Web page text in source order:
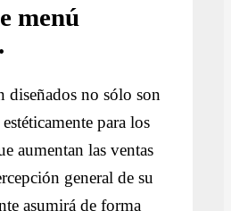
menú
diseñados no sólo son
para los
aumentan las ventas
general de su
asumirá de forma